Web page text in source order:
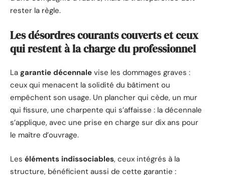
rester la règle.
Les désordres courants couverts et ceux
qui restent à la charge du professionnel
La garantie décennale vise les dommages graves :
ceux qui menacent la solidité du bâtiment ou
empêchent son usage. Un plancher qui cède, un mur
qui fissure, une charpente qui s’affaisse : la décennale
s’applique, avec une prise en charge sur dix ans pour
le maître d’ouvrage.
Les éléments indissociables, ceux intégrés à la
structure, bénéficient aussi de cette garantie :